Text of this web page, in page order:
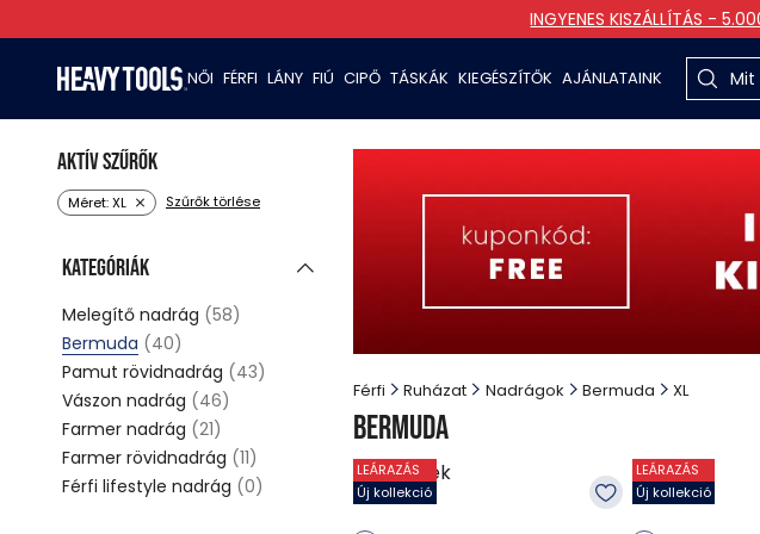
INGYENES KISZÁLLÍTÁS -
NŐI FÉRFI LÁNY FIÚ CIPŐ TÁSKÁK KIEGÉSZÍTŐK AJÁNLATAINK
Férfi Ruházat Nadrágok Bermuda XL
Bermuda
27termék
LEÁRAZÁS
Új kollekció
LEÁRAZÁS
Új kollekció
Aktív szűrők
Méret: XL Szűrők törlése
Kategóriák
Melegítő nadrág (58)
Bermuda (40)
Pamut rövidnadrág (43)
Vászon nadrág (46)
Farmer nadrág (21)
Farmer rövidnadrág (11)
Férfi lifestyle nadrág (0)